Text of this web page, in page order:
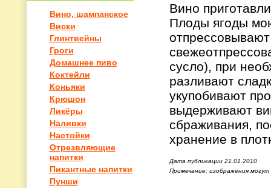
Вино, шампанское
Виски
Глинтвейны
Гроги
Домашнее пиво
Коктейли
Коньяки
Крюшон
Ликёры
Наливки
Настойки
Отрезвляющие
напитки
Пикантные напитки
Пунши
Вино
Плоды ягоды
сусло), при
разливают
укупобивают
выдерживают
сбраживания,
хранение в
Дата публикации 21.01.2010
Примечание: изображения